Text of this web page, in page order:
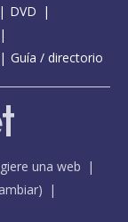
DVD
Guía / directorio
una web
)